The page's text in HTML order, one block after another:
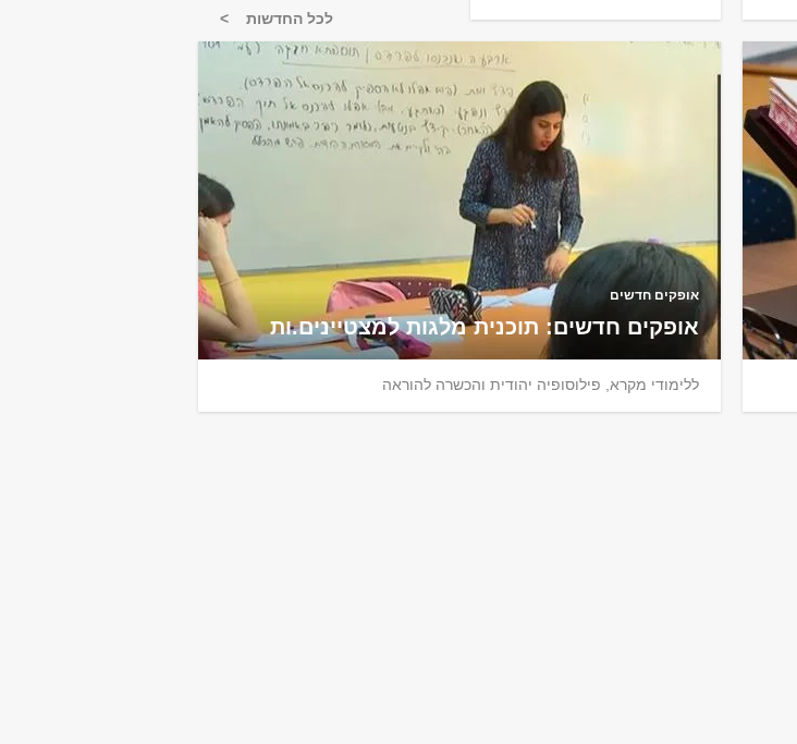
לכל החדשות
אופקים חדשים
אופקים חדשים: תוכנית מלגות למצטיינים.ות
ללימודי מקרא, פילוסופיה יהודית והכשרה להוראה